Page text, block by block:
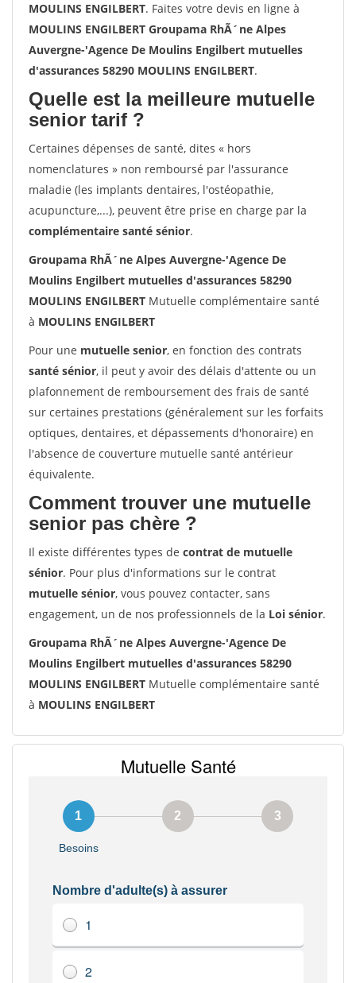
MOULINS ENGILBERT. Faites votre devis en ligne à
MOULINS ENGILBERT Groupama RhÃ´ne Alpes
Auvergne-'Agence De Moulins Engilbert mutuelles
d'assurances 58290 MOULINS ENGILBERT.
Quelle est la meilleure mutuelle
senior tarif ?
Certaines dépenses de santé, dites « hors
nomenclatures » non remboursé par l'assurance
maladie (les implants dentaires, l'ostéopathie,
acupuncture,...), peuvent être prise en charge par la
complémentaire santé sénior.
Groupama RhÃ´ne Alpes Auvergne-'Agence De
Moulins Engilbert mutuelles d'assurances 58290
MOULINS ENGILBERT Mutuelle complémentaire santé
à MOULINS ENGILBERT
Pour une mutuelle senior, en fonction des contrats
santé sénior, il peut y avoir des délais d'attente ou un
plafonnement de remboursement des frais de santé
sur certaines prestations (généralement sur les forfaits
optiques, dentaires, et dépassements d'honoraire) en
l'absence de couverture mutuelle santé antérieur
équivalente.
Comment trouver une mutuelle
senior pas chère ?
Il existe différentes types de contrat de mutuelle
sénior. Pour plus d'informations sur le contrat
mutuelle sénior, vous pouvez contacter, sans
engagement, un de nos professionnels de la Loi sénior.
Groupama RhÃ´ne Alpes Auvergne-'Agence De
Moulins Engilbert mutuelles d'assurances 58290
MOULINS ENGILBERT Mutuelle complémentaire santé
à MOULINS ENGILBERT